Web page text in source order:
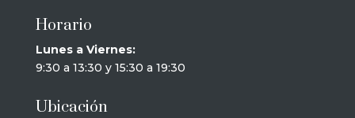
Horario
Lunes a Viernes:
9:30 a 13:30 y 15:30 a 19:30
Ubicación